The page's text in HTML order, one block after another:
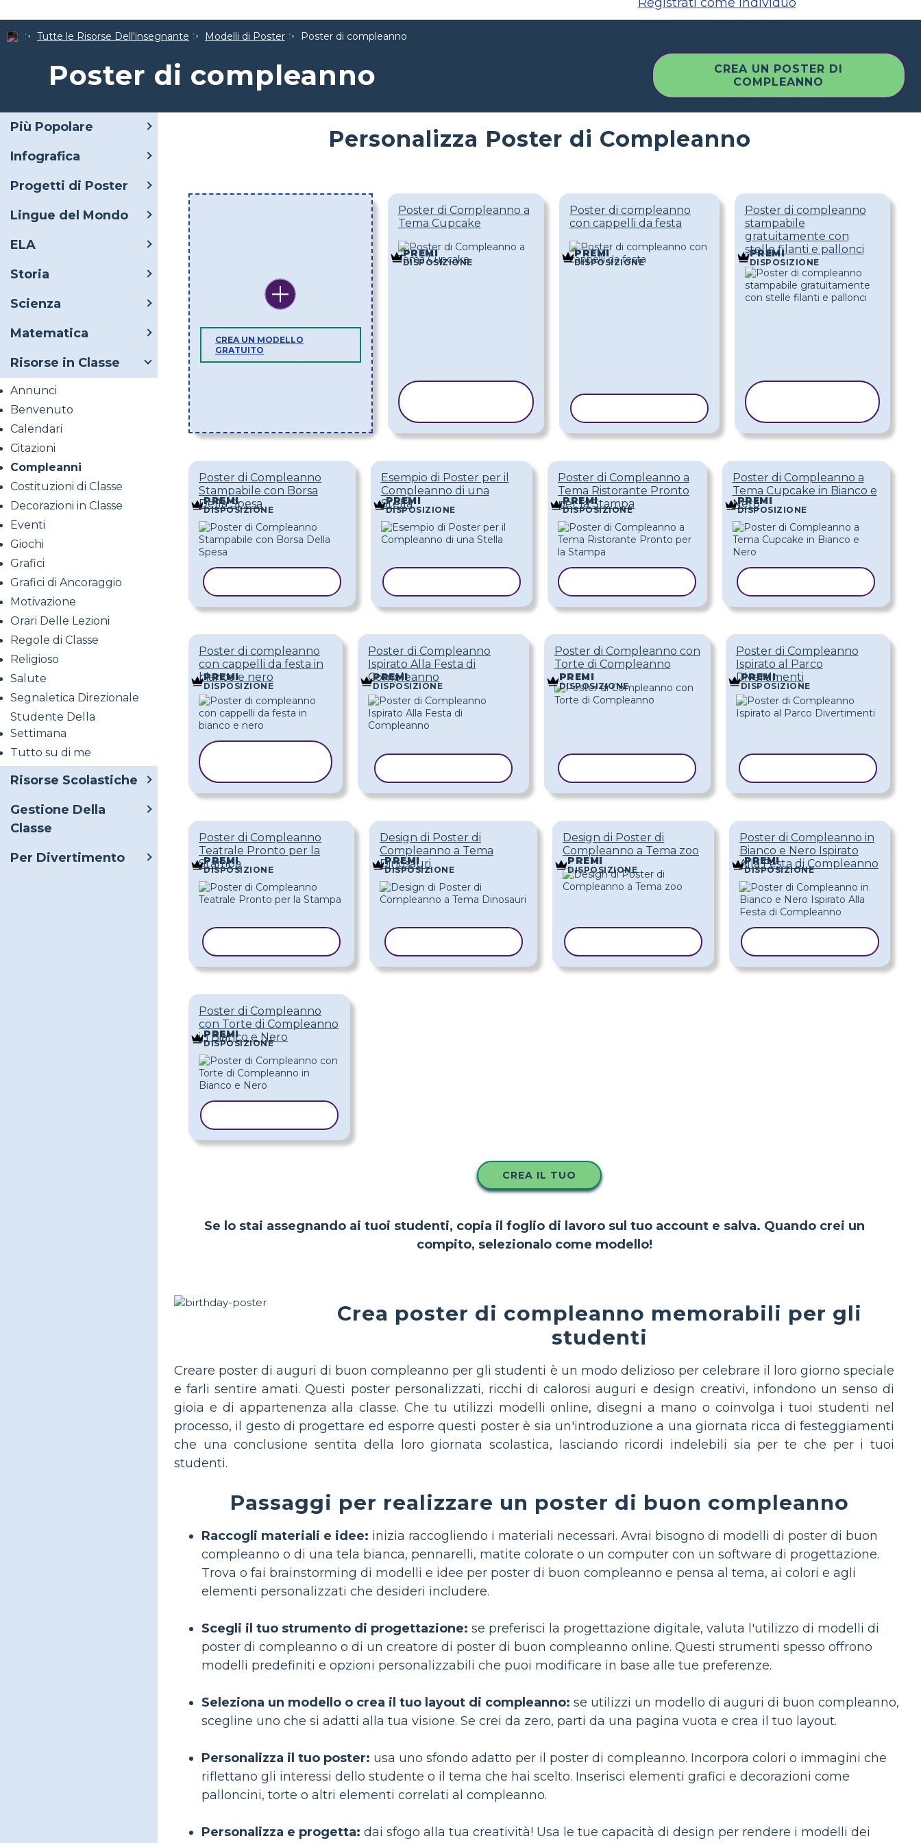
Tutte le Risorse Dell'insegnante Modelli di Poster Poster di compleanno
Poster di compleanno
CREA UN POSTER DI
COMPLEANNO
Più Popolare
Infografica
Progetti di Poster
Lingue del Mondo
ELA
Storia
Scienza
Matematica
Risorse in Classe
Annunci
Benvenuto
Calendari
Citazioni
Compleanni
Costituzioni di Classe
Decorazioni in Classe
Eventi
Giochi
Grafici
Grafici di Ancoraggio
Motivazione
Orari Delle Lezioni
Regole di Classe
Religioso
Salute
Segnaletica Direzionale
Studente Della
Settimana
Tutto su di me
Risorse Scolastiche
Gestione Della
Classe
Per Divertimento
Personalizza Poster di Compleanno
CREA UN MODELLO
GRATUITO
Poster di Compleanno a
Tema Cupcake
PREMI
DISPOSIZIONE
Poster di compleanno
con cappelli da festa
PREMI
DISPOSIZIONE
Poster di compleanno
stampabile
gratuitamente con
stelle filanti e pallonci
PREMI
DISPOSIZIONE
Poster di Compleanno
Stampabile con Borsa
Della Spesa
PREMI
DISPOSIZIONE
Esempio di Poster per il
Compleanno di una
Stella
PREMI
DISPOSIZIONE
Poster di Compleanno a
Tema Ristorante Pronto
per la Stampa
PREMI
DISPOSIZIONE
Poster di Compleanno a
Tema Cupcake in Bianco e
Nero
PREMI
DISPOSIZIONE
Poster di compleanno
con cappelli da festa in
bianco e nero
PREMI
DISPOSIZIONE
Poster di Compleanno
Ispirato Alla Festa di
Compleanno
PREMI
DISPOSIZIONE
Poster di Compleanno con
Torte di Compleanno
PREMI
DISPOSIZIONE
Poster di Compleanno
Ispirato al Parco
Divertimenti
PREMI
DISPOSIZIONE
Poster di Compleanno
Teatrale Pronto per la
Stampa
PREMI
DISPOSIZIONE
Design di Poster di
Compleanno a Tema
Dinosauri
PREMI
DISPOSIZIONE
Design di Poster di
Compleanno a Tema zoo
PREMI
DISPOSIZIONE
Poster di Compleanno in
Bianco e Nero Ispirato
Alla Festa di Compleanno
PREMI
DISPOSIZIONE
Poster di Compleanno
con Torte di Compleanno
in Bianco e Nero
PREMI
DISPOSIZIONE
CREA IL TUO
Se lo stai assegnando ai tuoi studenti, copia il foglio di lavoro sul tuo account e salva. Quando crei un
compito, selezionalo come modello!
Crea poster di compleanno memorabili per gli
studenti
Creare poster di auguri di buon compleanno per gli studenti è un modo delizioso per celebrare il loro giorno speciale
e farli sentire amati. Questi poster personalizzati, ricchi di calorosi auguri e design creativi, infondono un senso di
gioia e di appartenenza alla classe. Che tu utilizzi modelli online, disegni a mano o coinvolga i tuoi studenti nel
processo, il gesto di progettare ed esporre questi poster è sia un'introduzione a una giornata ricca di festeggiamenti
che una conclusione sentita della loro giornata scolastica, lasciando ricordi indelebili sia per te che per i tuoi
studenti.
Passaggi per realizzare un poster di buon compleanno
Raccogli materiali e idee: inizia raccogliendo i materiali necessari. Avrai bisogno di modelli di poster di buon
compleanno o di una tela bianca, pennarelli, matite colorate o un computer con un software di progettazione.
Trova o fai brainstorming di modelli e idee per poster di buon compleanno e pensa al tema, ai colori e agli
elementi personalizzati che desideri includere.
Scegli il tuo strumento di progettazione: se preferisci la progettazione digitale, valuta l'utilizzo di modelli di
poster di compleanno o di un creatore di poster di buon compleanno online. Questi strumenti spesso offrono
modelli predefiniti e opzioni personalizzabili che puoi modificare in base alle tue preferenze.
Seleziona un modello o crea il tuo layout di compleanno: se utilizzi un modello di auguri di buon compleanno,
scegline uno che si adatti alla tua visione. Se crei da zero, parti da una pagina vuota e crea il tuo layout.
Personalizza il tuo poster: usa uno sfondo adatto per il poster di compleanno. Incorpora colori o immagini che
riflettano gli interessi dello studente o il tema che hai scelto. Inserisci elementi grafici e decorazioni come
palloncini, torte o altri elementi correlati al compleanno.
Personalizza e progetta: dai sfogo alla tua creatività! Usa le tue capacità di design per rendere i modelli dei